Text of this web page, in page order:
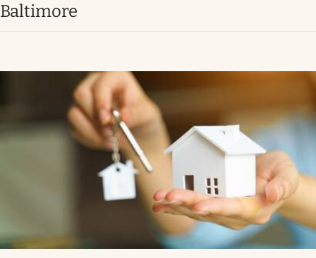
Infotechnology
Clase
El Cronista Studio
Baltimore